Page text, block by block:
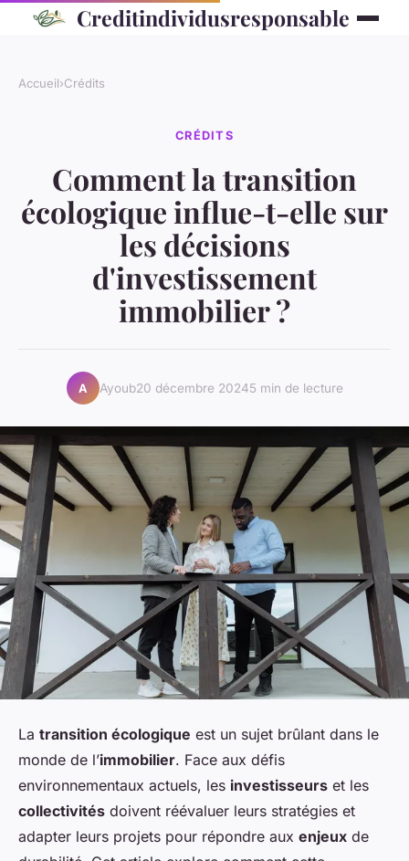
Creditindividusresponsable
Accueil›Crédits
CRÉDITS
Comment la transition
écologique influe-t-elle sur
les décisions
d'investissement
immobilier ?
A Ayoub20 décembre 20245 min de lecture
La transition écologique est un sujet brûlant dans le
monde de l’immobilier. Face aux défis
environnementaux actuels, les investisseurs et les
collectivités doivent réévaluer leurs stratégies et
adapter leurs projets pour répondre aux enjeux de